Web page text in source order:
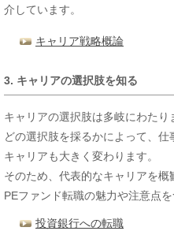
介しています。
キャリア戦略概論
3. キャリアの選択肢を知る
キャリアの選択肢は多岐にわたり
どの選択肢を採るかによって、
キャリアも大きく変わります。
そのため、代表的なキャリアを
PEファンド転職の魅力や注意点を
投資銀行への転職